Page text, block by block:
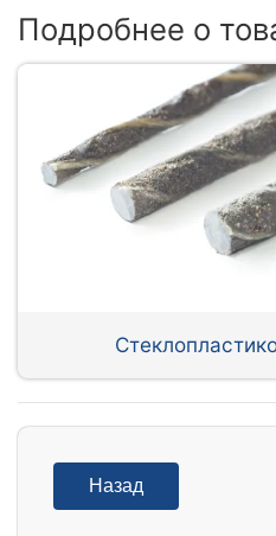
Подробнее о
Назад